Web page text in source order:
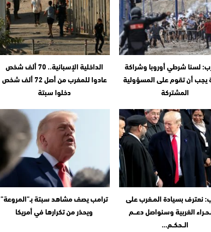
لسنا شرطي أوروبا وشراكة
يجب أن تقوم على المسؤولية
المشتركة
الداخلية الإسبانية.. 70 ألف شخص
عادوا للمغرب من أصل 72 ألف شخص
دخلوا سبتة
نعترف بسيادة المـغرب على
الغربية وسنواصل دعـــم
الــحكــم…
ترامب يصف مشاهد سبتة بـ”المروعة”
ويحذر من تكرارها في أمريكا